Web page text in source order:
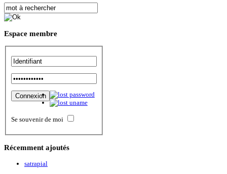
Espace membre
Se souvenir de moi
Récemment ajoutés
satrapial